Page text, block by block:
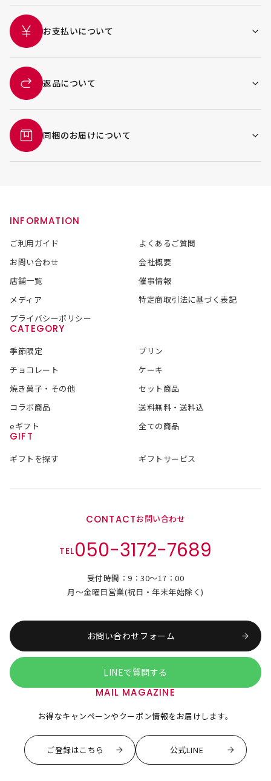
お支払いについて
返品について
同梱のお届けについて
INFORMATION
ご利用ガイド
よくあるご質問
お問い合わせ
会社概要
店舗一覧
催事情報
メディア
特定商取引法に基づく表記
プライバシーポリシー
CATEGORY
季節限定
プリン
チョコレート
ケーキ
焼き菓子・その他
セット商品
コラボ商品
送料無料・送料込
eギフト
全ての商品
GIFT
ギフトを探す ギフトサービス
CONTACTお問い合わせ
TEL050-3172-7689
受付時間：9：30～17：00
月～金曜日営業(祝日・年末年始除く)
お問い合わせフォーム
LINEで質問する
MAIL MAGAZINE
お得なキャンペーンやクーポン情報をお届けします。
ご登録はこちら 公式LINE